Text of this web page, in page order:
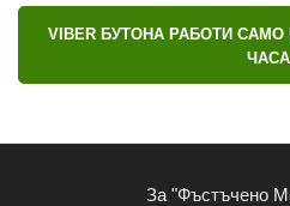
VIBER БУТОНА РАБОТИ
ЧАСА
За "Фъстъчено